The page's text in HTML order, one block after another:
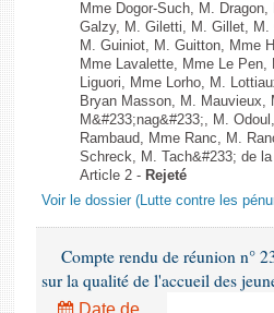
Mme Dogor-Such, M.
Galzy, M. Giletti, M. Gillet, M.
M. Guiniot, M. Guitton, Mme
Mme Lavalette, Mme Le
Liguori, Mme Lorho, M.
Bryan Masson, M. Mauvieux,
M&#233;nag&#233;, M.
Rambaud, Mme Ranc, M.
Schreck, M. Tach&#233; de
Article 2 - Rejeté
Voir le dossier (Lutte contre les
Compte rendu de réunion n°
sur la qualité de l'accueil des
Date de